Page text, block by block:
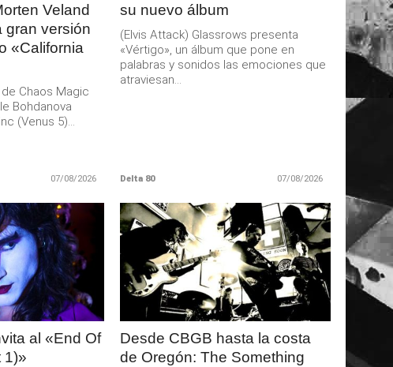
Veland
gran versión
«California
Chaos Magic
Bohdanova
(Venus 5)...
07/08/2026
su nuevo álbum
(Elvis Attack) Glassrows presenta
«Vértigo», un álbum que pone en
palabras y sonidos las emociones que
atraviesan...
Delta 80 07/08/2026
al «End Of
1)»
LEER
MAS
Desde CBGB hasta la costa
de Oregón: The Something